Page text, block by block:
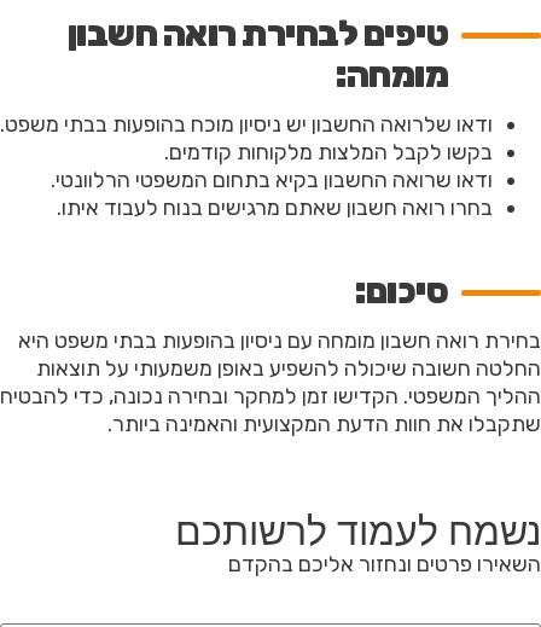
טיפים לבחירת רואה חשבון
מומחה:
ודאו שלרואה החשבון יש ניסיון מוכח בהופעות בבתי משפט.
בקשו לקבל המלצות מלקוחות קודמים.
ודאו שרואה החשבון בקיא בתחום המשפטי הרלוונטי.
בחרו רואה חשבון שאתם מרגישים בנוח לעבוד איתו.
סיכום:
בחירת רואה חשבון מומחה עם ניסיון בהופעות בבתי משפט היא
החלטה חשובה שיכולה להשפיע באופן משמעותי על תוצאות
ההליך המשפטי. הקדישו זמן למחקר ובחירה נכונה, כדי להבטיח
שתקבלו את חוות הדעת המקצועית והאמינה ביותר.
נשמח לעמוד לרשותכם
השאירו פרטים ונחזור אליכם בהקדם